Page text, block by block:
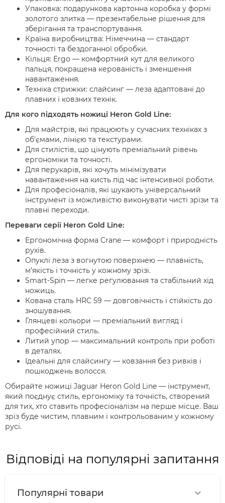
Упаковка: подарункова картонна коробка у формі
золотого злитка — презентабельне рішення для
зберігання та транспортування.
Країна виробництва: Німеччина — стандарт
точності та бездоганної обробки.
Кільця: Ergo — комфортний кут для великого
пальця, покращена керованість і зменшення
навантаження.
Техніка стрижки: слайсинг — леза адаптовані до
плавних і ковзних технік.
Для кого підходять ножиці Heron Gold Line:
Для майстрів, які працюють у сучасних техніках з
об'ємами, лінією та текстурами.
Для стилістів, що цінують преміальний рівень
ергономіки та точності.
Для перукарів, які хочуть мінімізувати
навантаження на кисть під час інтенсивної роботи.
Для професіоналів, які шукають універсальний
інструмент із можливістю виконувати чисті зрізи та
плавні переходи.
Переваги серії Heron Gold Line:
Ергономічна форма Crane — комфорт і природність
рухів.
Опуклі леза з вогнутою поверхнею — плавність,
м’якість і точність у кожному зрізі.
Smart-Spin — легке регулювання та стабільний хід
ножиць.
Кована сталь HRC 59 — довговічність і стійкість до
зношування.
Глянцеві кольори — преміальний вигляд і
професійний стиль.
Литий упор — максимальний контроль при роботі
в деталях.
Ідеальні для слайсингу — ковзання без ривків і
пошкоджень волосся.
Обирайте ножиці Jaguar Heron Gold Line — інструмент,
який поєднує стиль, ергономіку та точність, створений
для тих, хто ставить професіоналізм на перше місце. Ваш
зріз буде чистим, плавним і контрольованим у кожному
русі.
Відповіді на популярні запитання
Популярні товари